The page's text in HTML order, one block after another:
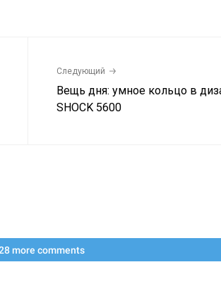
Следующий
Вещь дня: умное кольцо в
SHOCK 5600